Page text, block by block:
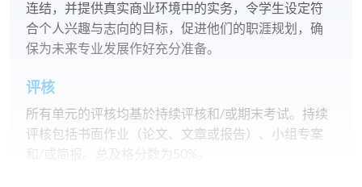
连结，并提供真实商业环境中的实务，令学生设定符
合个人兴趣与志向的目标，促进他们的职涯规划，确
保为未来专业发展作好充分准备。
评核
所有单元的评核均基於持续评核和/或期末考试。持续
评核包括书面作业（论文、文章或报告）、小组专案
和/或简报。总及格分数为50%。